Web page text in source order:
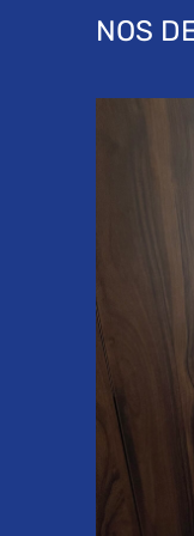
NOS